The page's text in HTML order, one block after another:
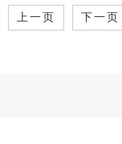
上一页 下一页